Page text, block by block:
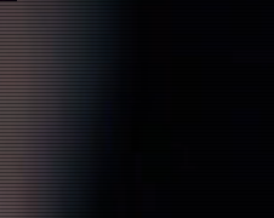
9 марта в 18:00